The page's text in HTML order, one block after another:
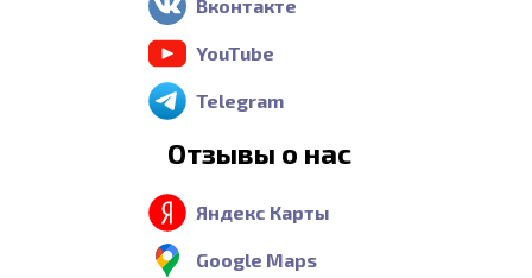
Вконтакте
YouTube
Telegram
Отзывы о нас
Яндекс Карты
Google Maps